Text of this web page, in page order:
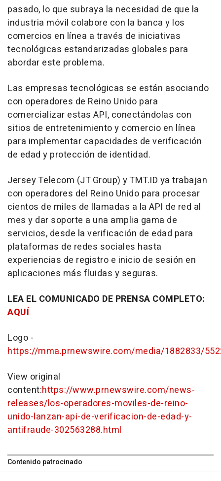
pasado, lo que subraya la necesidad de que la
industria móvil colabore con la banca y los
comercios en línea a través de iniciativas
tecnológicas estandarizadas globales para
abordar este problema.
Las empresas tecnológicas se están asociando
con operadores de Reino Unido para
comercializar estas API, conectándolas con
sitios de entretenimiento y comercio en línea
para implementar capacidades de verificación
de edad y protección de identidad.
Jersey Telecom (JT Group) y TMT.ID ya trabajan
con operadores del Reino Unido para procesar
cientos de miles de llamadas a la API de red al
mes y dar soporte a una amplia gama de
servicios, desde la verificación de edad para
plataformas de redes sociales hasta
experiencias de registro e inicio de sesión en
aplicaciones más fluidas y seguras.
LEA EL COMUNICADO DE PRENSA COMPLETO:
AQUÍ
Logo -
https://mma.prnewswire.com/media/1882833/
View original
content:https://www.prnewswire.com/news-
releases/los-operadores-moviles-de-reino-
unido-lanzan-api-de-verificacion-de-edad-y-
antifraude-302563288.html
Contenido patrocinado